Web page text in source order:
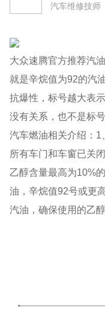
汽车维修技师
大众速腾官方推荐汽
就是辛烷值为92的汽
抗爆性，标号越大表
没有关系，也不是标
汽车燃油相关介绍：
所有车门和车窗已关
乙醇含量最高为10%
油，辛烷值92号或更
汽油，确保使用的乙